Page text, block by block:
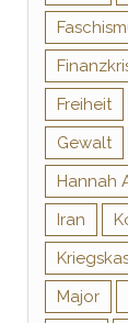
Freiheit
Gewalt
Hannah
Iran
Major